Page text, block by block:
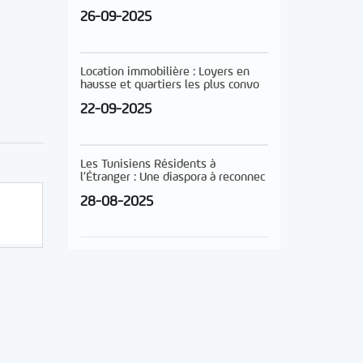
26-09-2025
Location immobilière : Loyers en
hausse et quartiers les plus convo
22-09-2025
Les Tunisiens Résidents à
l’Étranger : Une diaspora à reconnec
28-08-2025